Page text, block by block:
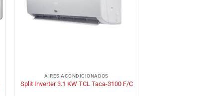
AIRES ACONDICIONADOS
Split Inverter 3.1 KW TCL Taca-3100 F/C